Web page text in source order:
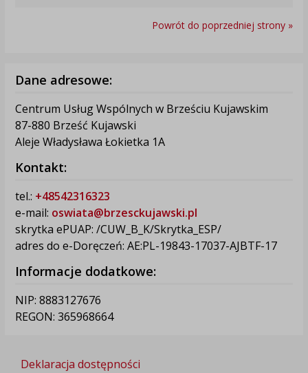
Powrót do poprzedniej strony »
Dane adresowe:
Centrum Usług Wspólnych w Brześciu Kujawskim
87-880 Brześć Kujawski
Aleje Władysława Łokietka 1A
Kontakt:
tel.: +48542316323
e-mail: oswiata@brzesckujawski.pl
skrytka ePUAP: /CUW_B_K/Skrytka_ESP/
adres do e-Doręczeń: AE:PL-19843-17037-AJBTF-17
Informacje dodatkowe:
NIP: 8883127676
REGON: 365968664
Deklaracja dostępności